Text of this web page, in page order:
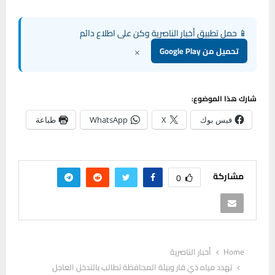
📱 حمل تطبيق أخبار الناصرية وكن على اطلاع دائم
تحميل من Google Play ×
شارك هذا الموضوع:
فيس بوك X
WhatsApp طباعة
مشاركة 0
Home
أخبار الناصرية
تهدد مياه ذي قار وبيئة المحافظة تطالب بالتدخل العاجل